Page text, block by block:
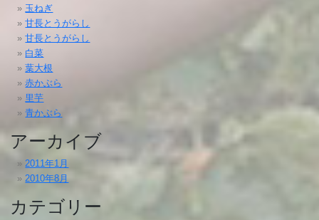
玉ねぎ
甘長とうがらし
甘長とうがらし
白菜
葉大根
赤かぶら
里芋
青かぶら
アーカイブ
2011年1月
2010年8月
カテゴリー